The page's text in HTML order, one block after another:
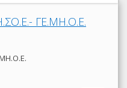
ΓΕ.ΜΗ.Ο.Ε.